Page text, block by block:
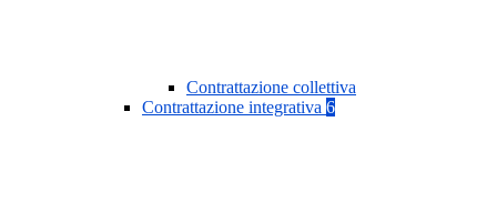
Contrattazione collettiva
Contrattazione integrativa 6